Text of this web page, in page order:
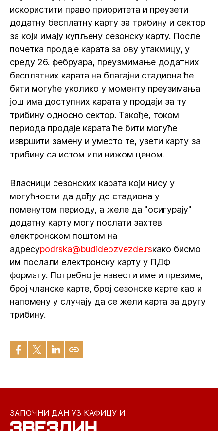
искористити право приоритета и преузети
додатну бесплатну карту за трибину и сектор
за који имају купљену сезонску карту. После
почетка продаје карата за ову утакмицу, у
среду 26. фебруара, преузмимање додатних
бесплатних карата на благајни стадиона ће
бити могуће уколико у моменту преузимања
још има доступних карата у продаји за ту
трибину односно сектор. Такође, током
периода продаје карата ће бити могуће
извршити замену и уместо те, узети карту за
трибину са истом или нижом ценом.
Власници сезонских карата који нису у
могућности да дођу до стадиона у
поменутом периоду, а желе да "осигурају"
додатну карту могу послати захтев
електронском поштом на
адресуpodrska@budideozvezde.rsкако бисмо
им послали електронску карту у ПДФ
формату. Потребно је навести име и презиме,
број чланске карте, број сезонске карте као и
напомену у случају да се жели карта за другу
трибину.
ЗАПОЧНИ ДАН УЗ КАФИЦУ И